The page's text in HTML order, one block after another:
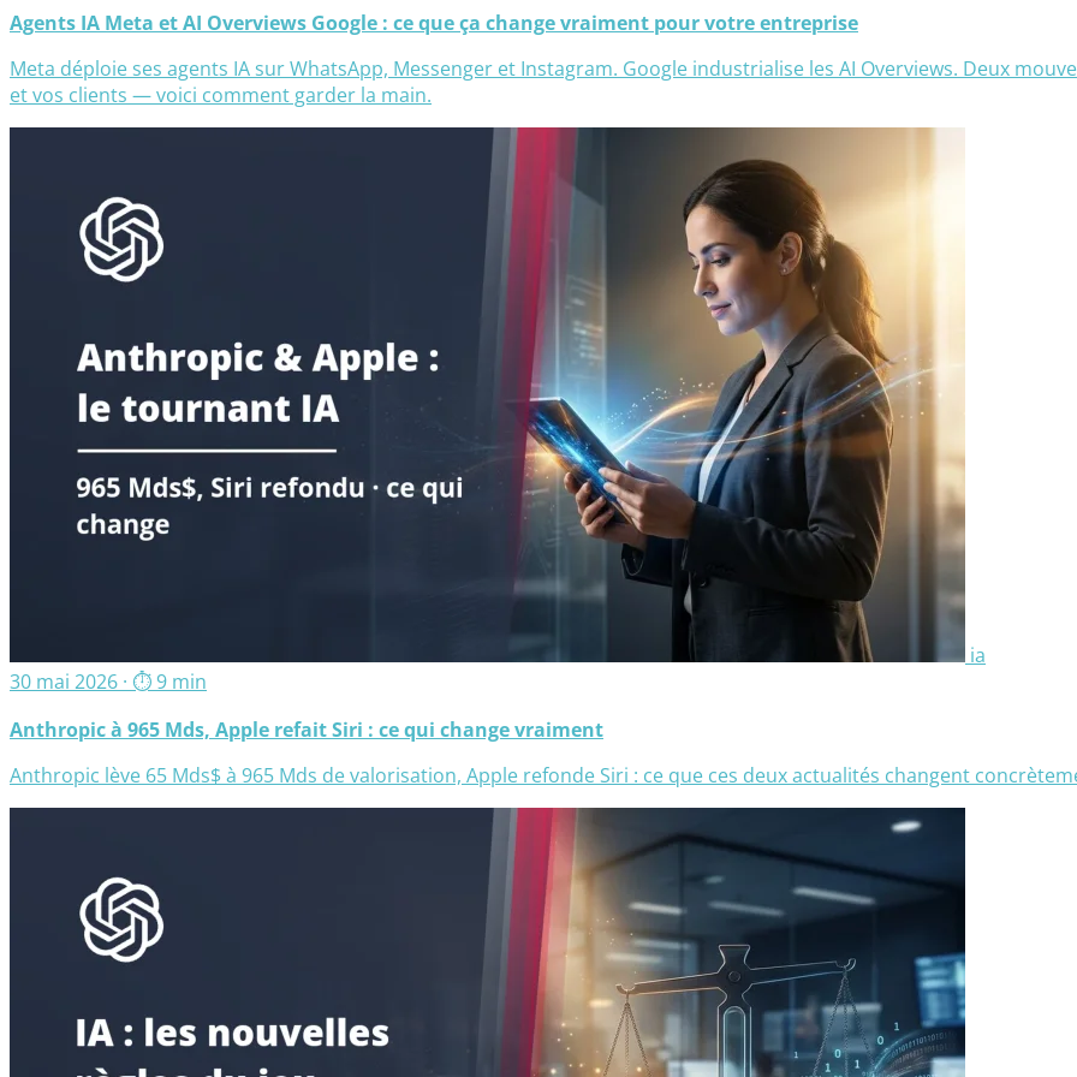
Agents IA Meta et AI Overviews Google : ce que ça change vraiment pour votre entreprise
Meta déploie ses agents IA sur WhatsApp, Messenger et Instagram. Google industrialise les AI Overviews. Deux
et vos clients — voici comment garder la main.
ia
30 mai 2026 · ⏱ 9 min
Anthropic à 965 Mds, Apple refait Siri : ce qui change vraiment
Anthropic lève 65 Mds$ à 965 Mds de valorisation, Apple refonde Siri : ce que ces deux actualités changent